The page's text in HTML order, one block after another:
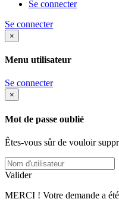
Se connecter
Se connecter
×
Menu utilisateur
Se connecter
×
Mot de passe oublié
Êtes-vous sûr de vouloir
Valider
MERCI ! Votre demande a